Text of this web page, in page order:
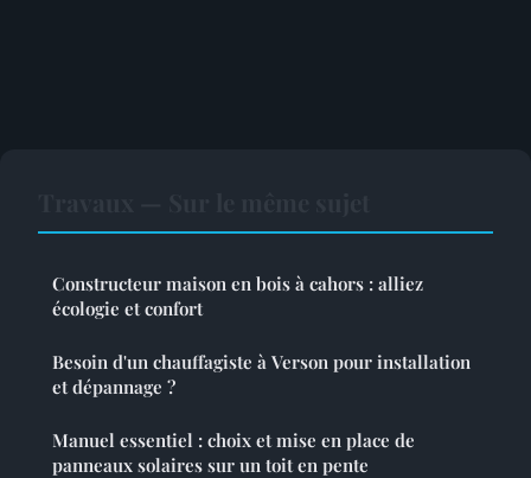
Constructeur maison en bois à cahors : alliez
écologie et confort
Besoin d'un chauffagiste à Verson pour installation
et dépannage ?
Manuel essentiel : choix et mise en place de
panneaux solaires sur un toit en pente